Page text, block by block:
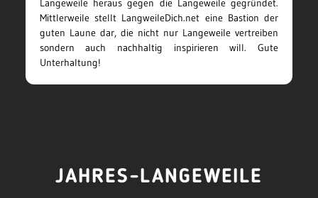
Mittlerweile stellt LangweileDich.net eine Bastion der
guten Laune dar, die nicht nur Langeweile vertreiben
sondern auch nachhaltig inspirieren will. Gute
Unterhaltung!
JAHRES-LANGEWEILE